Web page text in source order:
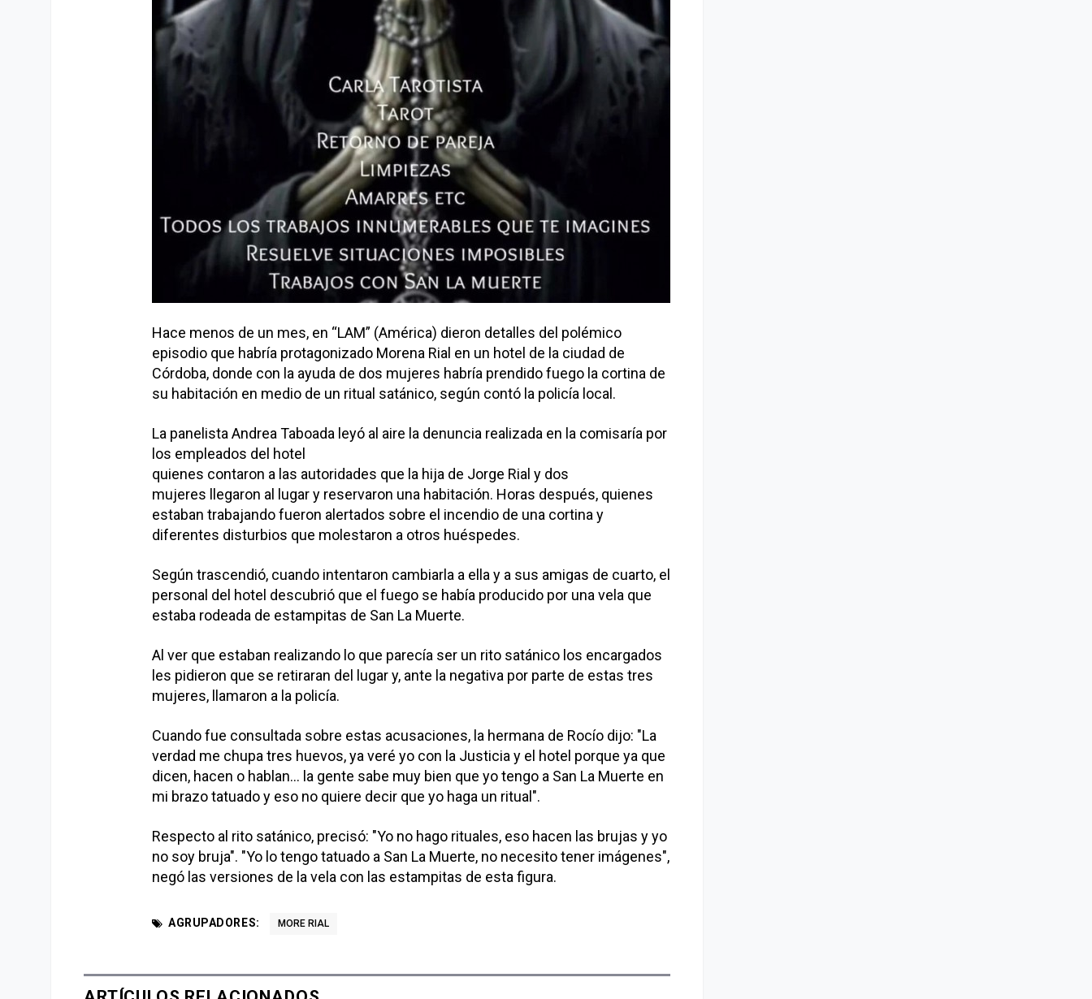
Hace menos de un mes, en “LAM” (América) dieron detalles del polémico
episodio que habría protagonizado Morena Rial en un hotel de la ciudad de
Córdoba, donde con la ayuda de dos mujeres habría prendido fuego la cortina de
su habitación en medio de un ritual satánico, según contó la policía local.
La panelista Andrea Taboada leyó al aire la denuncia realizada en la comisaría por
los empleados del hotel
quienes contaron a las autoridades que la hija de Jorge Rial y dos
mujeres llegaron al lugar y reservaron una habitación. Horas después, quienes
estaban trabajando fueron alertados sobre el incendio de una cortina y
diferentes disturbios que molestaron a otros huéspedes.
Según trascendió, cuando intentaron cambiarla a ella y a sus amigas de cuarto, el
personal del hotel descubrió que el fuego se había producido por una vela que
estaba rodeada de estampitas de San La Muerte.
Al ver que estaban realizando lo que parecía ser un rito satánico los encargados
les pidieron que se retiraran del lugar y, ante la negativa por parte de estas tres
mujeres, llamaron a la policía.
Cuando fue consultada sobre estas acusaciones, la hermana de Rocío dijo: "La
verdad me chupa tres huevos, ya veré yo con la Justicia y el hotel porque ya que
dicen, hacen o hablan... la gente sabe muy bien que yo tengo a San La Muerte en
mi brazo tatuado y eso no quiere decir que yo haga un ritual".
Respecto al rito satánico, precisó: "Yo no hago rituales, eso hacen las brujas y yo
no soy bruja". "Yo lo tengo tatuado a San La Muerte, no necesito tener imágenes",
negó las versiones de la vela con las estampitas de esta figura.
AGRUPADORES: MORE RIAL